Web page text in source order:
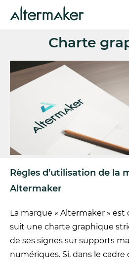
Charte
Règles d’utilisation de la
Altermaker
La marque « Altermaker » est
suit une charte graphique
de ses signes sur supports
numériques. Si, dans le cadre